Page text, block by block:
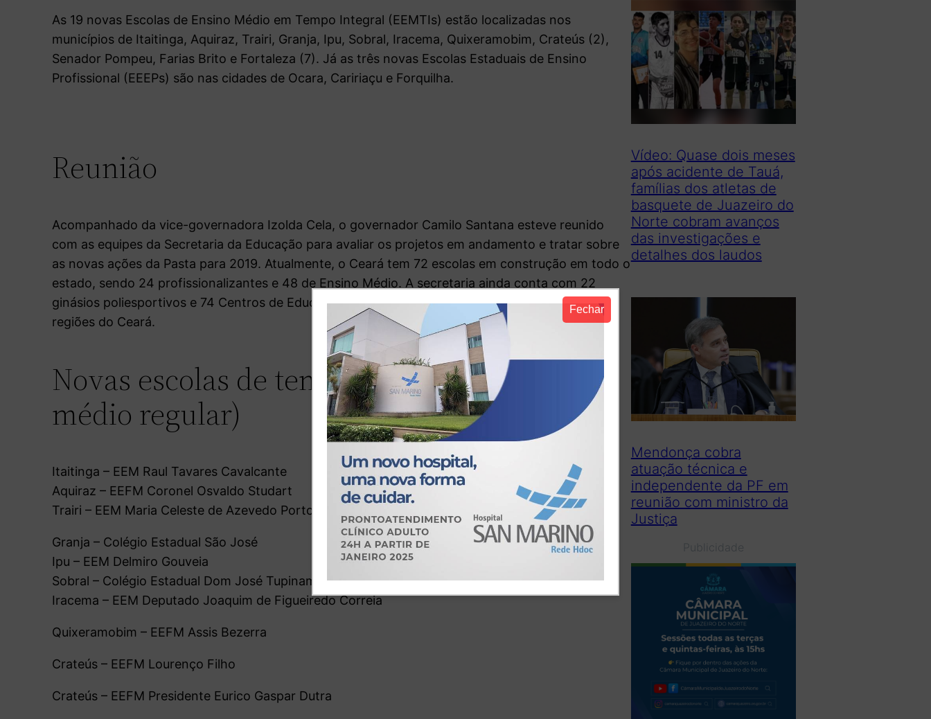
Fechar
As 19 novas Escolas de Ensino Médio em Tempo Integral (EEMTIs) estão localizadas nos
municípios de Itaitinga, Aquiraz, Trairi, Granja, Ipu, Sobral, Iracema, Quixeramobim, Crateús (2),
Senador Pompeu, Farias Brito e Fortaleza (7). Já as três novas Escolas Estaduais de Ensino
Profissional (EEEPs) são nas cidades de Ocara, Caririaçu e Forquilha.
Reunião
Acompanhado da vice-governadora Izolda Cela, o governador Camilo Santana esteve reunido
com as equipes da Secretaria da Educação para avaliar os projetos em andamento e tratar sobre
as novas ações da Pasta para 2019. Atualmente, o Ceará tem 72 escolas em construção em todo o
estado, sendo 24 profissionalizantes e 48 de Ensino Médio. A secretaria ainda conta com 22
ginásios poliesportivos e 74 Centros de Educação Infantil (CEIs) sendo construídos em todas as
regiões do Ceará.
Novas escolas de tempo integral (ensino
médio regular)
Itaitinga – EEM Raul Tavares Cavalcante
Aquiraz – EEFM Coronel Osvaldo Studart
Trairi – EEM Maria Celeste de Azevedo Porto
Granja – Colégio Estadual São José
Ipu – EEM Delmiro Gouveia
Sobral – Colégio Estadual Dom José Tupinambá da Frota
Iracema – EEM Deputado Joaquim de Figueiredo Correia
Quixeramobim – EEFM Assis Bezerra
Crateús – EEFM Lourenço Filho
Crateús – EEFM Presidente Eurico Gaspar Dutra
Vídeo: Quase dois meses
após acidente de Tauá,
famílias dos atletas de
basquete de Juazeiro do
Norte cobram avanços
das investigações e
detalhes dos laudos
Mendonça cobra
atuação técnica e
independente da PF em
reunião com ministro da
Justiça
Publicidade